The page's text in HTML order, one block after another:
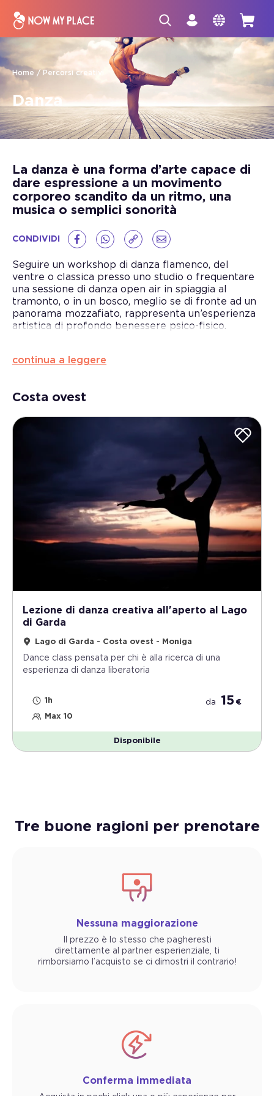
Home Percorsi creativi
Danza
La danza è una forma d’arte capace di
dare espressione a un movimento
corporeo scandito da un ritmo, una
musica o semplici sonorità
CONDIVIDI
Seguire un workshop di danza flamenco, del
ventre o classica presso uno studio o frequentare
una sessione di danza open air in spiaggia al
tramonto, o in un bosco, meglio se di fronte ad un
panorama mozzafiato, rappresenta un’esperienza
artistica di profondo benessere psico-fisico.
Al pari di altre arti performanti che implicano
psicologici.
continua a leggere
Costa ovest
Lezione di danza creativa all'aperto al Lago
di Garda
Lago di Garda - Costa ovest - Moniga
Dance class pensata per chi è alla ricerca di una
esperienza di danza liberatoria
1h
Max 10
da 15 €
Disponibile
Tre buone ragioni per prenotare
Nessuna maggiorazione
Il prezzo è lo stesso che pagheresti
direttamente al partner esperienziale, ti
rimborsiamo l’acquisto se ci dimostri il contrario!
Conferma immediata